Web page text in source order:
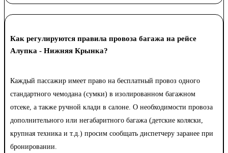
Как регулируются правила провоза багажа на рейсе
Алупка - Нижняя Крынка?
Каждый пассажир имеет право на бесплатный провоз одного
стандартного чемодана (сумки) в изолированном багажном
отсеке, а также ручной клади в салоне. О необходимости провоза
дополнительного или негабаритного багажа (детские коляски,
крупная техника и т.д.) просим сообщать диспетчеру заранее при
бронировании.